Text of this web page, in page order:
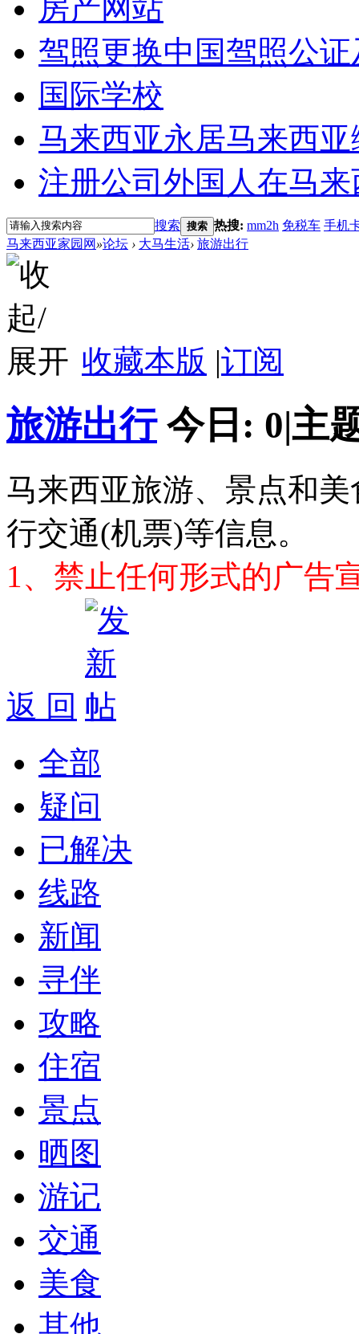
房产网站
驾照更换中国驾照公
国际学校
马来西亚永居马来西
注册公司 外国人在马
搜索 搜索 热搜: mm2h 免税车 手机
马来西亚家园网 »论坛 › 大马生活› 旅游出行
收藏本版 |订阅
旅游出行 今日: 0|主
马来西亚旅游、景点和
行交通(机票)等信息。
1、禁止任何形式的广告
返 回
全部
疑问
已解决
线路
新闻
寻伴
攻略
住宿
景点
晒图
游记
交通
美食
其他